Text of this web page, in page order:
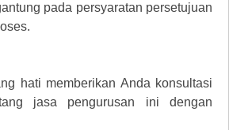
pada persyaratan persetujuan
hati memberikan Anda konsultasi
jasa pengurusan ini dengan